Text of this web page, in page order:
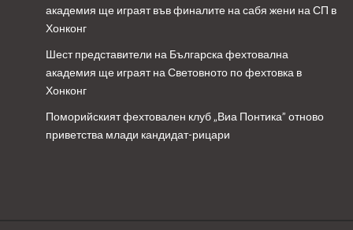
академия ще играят във финалите на сабя жени на СП в
Хонконг
Шест представители на Българска фехтовална
академия ще играят на Световното по фехтовка в
Хонконг
Поморийският фехтовален клуб „Виа Понтика” отново
приветства млади кандидат-рицари